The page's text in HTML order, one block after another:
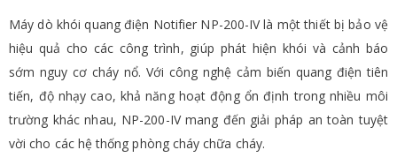
Máy dò khói quang điện Notifier NP-200-IV là một thiết bị bảo vệ
hiệu quả cho các công trình, giúp phát hiện khói và cảnh báo
sớm nguy cơ cháy nổ. Với công nghệ cảm biến quang điện tiên
tiến, độ nhạy cao, khả năng hoạt động ổn định trong nhiều môi
trường khác nhau, NP-200-IV mang đến giải pháp an toàn tuyệt
vời cho các hệ thống phòng cháy chữa cháy.